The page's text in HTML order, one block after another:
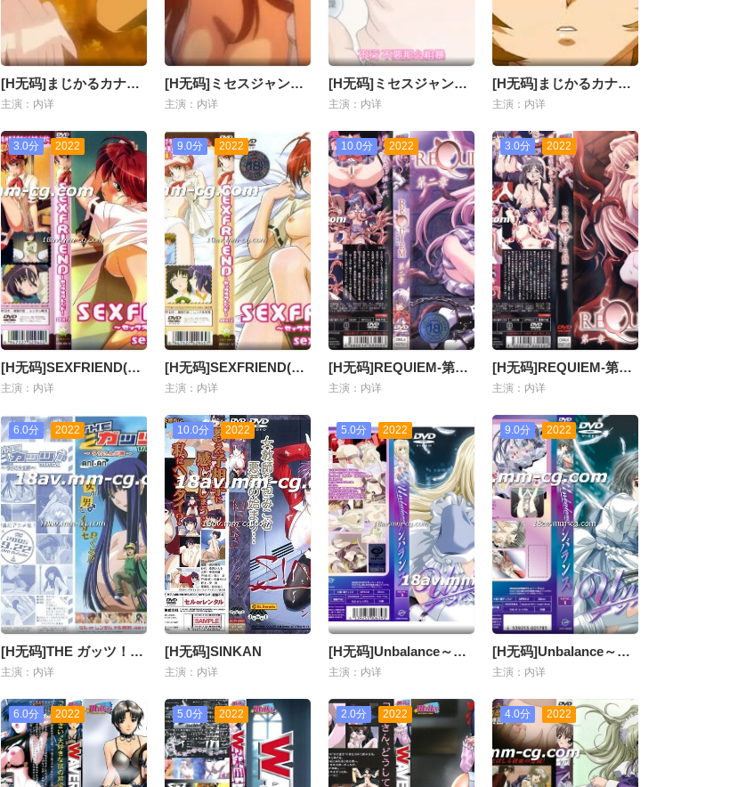
[H无码]まじかるカナン 前篇
主演：内详
[H无码]ミセスジャンキー ボリューム-02
主演：内详
[H无码]ミセスジャンキー ボリューム-01
主演：内详
[H无码]まじかるカナン 后篇
主演：内详
3.0分 2022
[H无码]SEXFRIEND(セックスフレンド)-01
主演：内详
9.0分 2022
[H无码]SEXFRIEND(セックスフレンド)-02
主演：内详
10.0分 2022
[H无码]REQUIEM-第二章
主演：内详
3.0分 2022
[H无码]REQUIEM-第一章
主演：内详
6.0分 2022
[H无码]THE ガッツ！Vol.2
主演：内详
10.0分 2022
[H无码]SINKAN
主演：内详
5.0分 2022
[H无码]Unbalance～アンバランス～MENU.3
主演：内详
9.0分 2022
[H无码]Unbalance～アンバランス～MENU.1
主演：内详
6.0分 2022 5.0分 2022 2.0分 2022 4.0分 2022